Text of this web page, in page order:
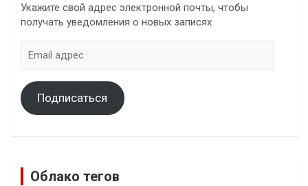
Укажите свой адрес электронной почты, чтобы
получать уведомления о новых записях
адрес
Подписаться
Облако тегов